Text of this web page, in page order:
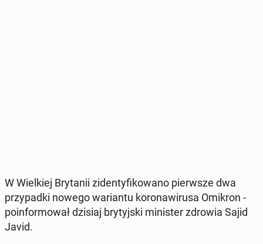
W Wiel­kiej Bry­ta­nii zi­den­ty­fi­ko­wa­no pierw­sze dwa
przy­pad­ki nowego wa­rian­tu ko­ro­na­wi­ru­sa Omikron -
po­in­for­mo­wał dzisiaj bry­tyj­ski mi­ni­ster zdrowia Sajid
Javid.